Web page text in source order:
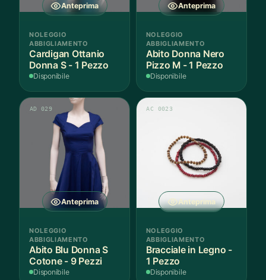
Anteprima
NOLEGGIO
ABBIGLIAMENTO
Cardigan Ottanio
Donna S - 1 Pezzo
Disponibile
Anteprima
NOLEGGIO
ABBIGLIAMENTO
Abito Donna Nero
Pizzo M - 1 Pezzo
Disponibile
Anteprima
AD 029
NOLEGGIO
ABBIGLIAMENTO
Abito Blu Donna S
Cotone - 9 Pezzi
Disponibile
Anteprima
AC 0023
NOLEGGIO
ABBIGLIAMENTO
Bracciale in Legno -
1 Pezzo
Disponibile